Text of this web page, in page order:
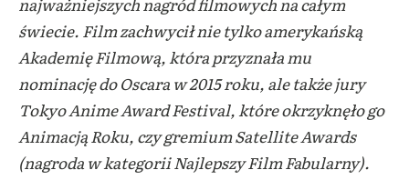
świecie. Film zachwycił nie tylko amerykańską
Akademię Filmową, która przyznała mu
nominację do Oscara w 2015 roku, ale także jury
Tokyo Anime Award Festival, które okrzyknęło go
Animacją Roku, czy gremium Satellite Awards
(nagroda w kategorii Najlepszy Film Fabularny).